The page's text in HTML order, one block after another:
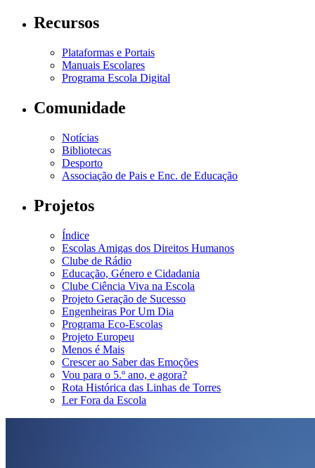
Recursos
Plataformas e Portais
Manuais Escolares
Programa Escola Digital
Comunidade
Notícias
Bibliotecas
Desporto
Associação de Pais e Enc. de Educação
Projetos
Índice
Escolas Amigas dos Direitos Humanos
Clube de Rádio
Educação, Género e Cidadania
Clube Ciência Viva na Escola
Projeto Geração de Sucesso
Engenheiras Por Um Dia
Programa Eco-Escolas
Projeto Europeu
Menos é Mais
Crescer ao Saber das Emoções
Vou para o 5.º ano, e agora?
Rota Histórica das Linhas de Torres
Ler Fora da Escola